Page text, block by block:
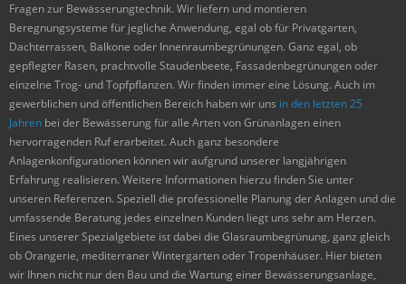
Fragen zur Bewässerungtechnik. Wir liefern und montieren
Beregnungsysteme für jegliche Anwendung, egal ob für Privatgarten,
Dachterrassen, Balkone oder Innenraumbegrünungen. Ganz egal, ob
gepflegter Rasen, prachtvolle Staudenbeete, Fassadenbegrünungen oder
einzelne Trog- und Topfpflanzen. Wir finden immer eine Lösung. Auch im
gewerblichen und öffentlichen Bereich haben wir uns in den letzten 25
Jahren bei der Bewässerung für alle Arten von Grünanlagen einen
hervorragenden Ruf erarbeitet. Auch ganz besondere
Anlagenkonfigurationen können wir aufgrund unserer langjährigen
Erfahrung realisieren. Weitere Informationen hierzu finden Sie unter
unseren Referenzen. Speziell die professionelle Planung der Anlagen und die
umfassende Beratung jedes einzelnen Kunden liegt uns sehr am Herzen.
Eines unserer Spezialgebiete ist dabei die Glasraumbegrünung, ganz gleich
ob Orangerie, mediterraner Wintergarten oder Tropenhäuser. Hier bieten
wir Ihnen nicht nur den Bau und die Wartung einer Bewässerungsanlage,